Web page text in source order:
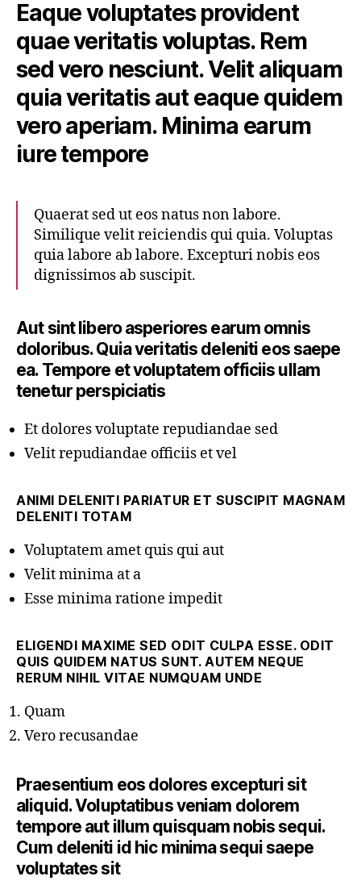
Eaque voluptates provident
quae veritatis voluptas. Rem
sed vero nesciunt. Velit aliquam
quia veritatis aut eaque quidem
vero aperiam. Minima earum
iure tempore
Quaerat sed ut eos natus non labore.
Similique velit reiciendis qui quia. Voluptas
quia labore ab labore. Excepturi nobis eos
dignissimos ab suscipit.
Aut sint libero asperiores earum omnis
doloribus. Quia veritatis deleniti eos saepe
ea. Tempore et voluptatem officiis ullam
tenetur perspiciatis
Et dolores voluptate repudiandae sed
Velit repudiandae officiis et vel
ANIMI DELENITI PARIATUR ET SUSCIPIT MAGNAM
DELENITI TOTAM
Voluptatem amet quis qui aut
Velit minima at a
Esse minima ratione impedit
ELIGENDI MAXIME SED ODIT CULPA ESSE. ODIT
QUIS QUIDEM NATUS SUNT. AUTEM NEQUE
RERUM NIHIL VITAE NUMQUAM UNDE
Quam
Vero recusandae
Praesentium eos dolores excepturi sit
aliquid. Voluptatibus veniam dolorem
tempore aut illum quisquam nobis sequi.
Cum deleniti id hic minima sequi saepe
voluptates sit